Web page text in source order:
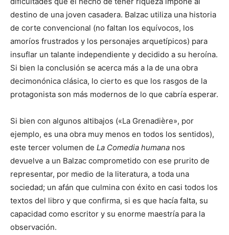
destino de una joven casadera. Balzac utiliza una historia
de corte convencional (no faltan los equívocos, los
amoríos frustrados y los personajes arquetípicos) para
insuflar un talante independiente y decidido a su heroína.
Si bien la conclusión se acerca más a la de una obra
decimonónica clásica, lo cierto es que los rasgos de la
protagonista son más modernos de lo que cabría esperar.
Si bien con algunos altibajos («La Grenadière», por
ejemplo, es una obra muy menos en todos los sentidos),
este tercer volumen de La Comedia humana nos
devuelve a un Balzac comprometido con ese prurito de
representar, por medio de la literatura, a toda una
sociedad; un afán que culmina con éxito en casi todos los
textos del libro y que confirma, si es que hacía falta, su
capacidad como escritor y su enorme maestría para la
observación.